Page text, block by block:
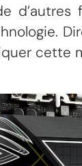
d’autres
cette